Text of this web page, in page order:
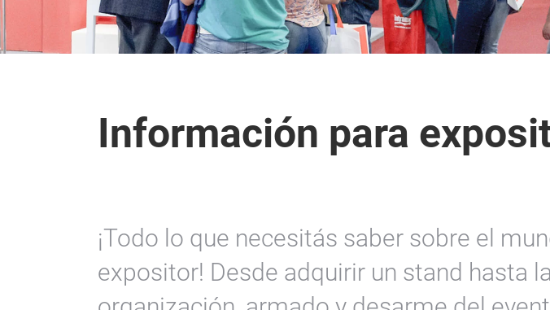
Información para
¡Todo lo que necesitás saber sobre el
expositor! Desde adquirir un stand hasta